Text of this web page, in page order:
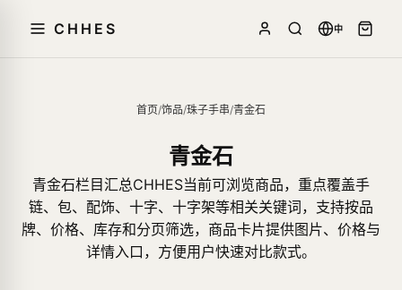
CHHES 中
首页/饰品/珠子手串/青金石
青金石
青金石栏目汇总CHHES当前可浏览商品，重点覆盖手
链、包、配饰、十字、十字架等相关关键词，支持按品
牌、价格、库存和分页筛选，商品卡片提供图片、价格与
详情入口，方便用户快速对比款式。